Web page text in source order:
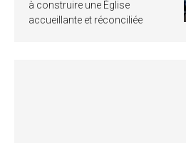
à construire une Église
accueillante et réconciliée